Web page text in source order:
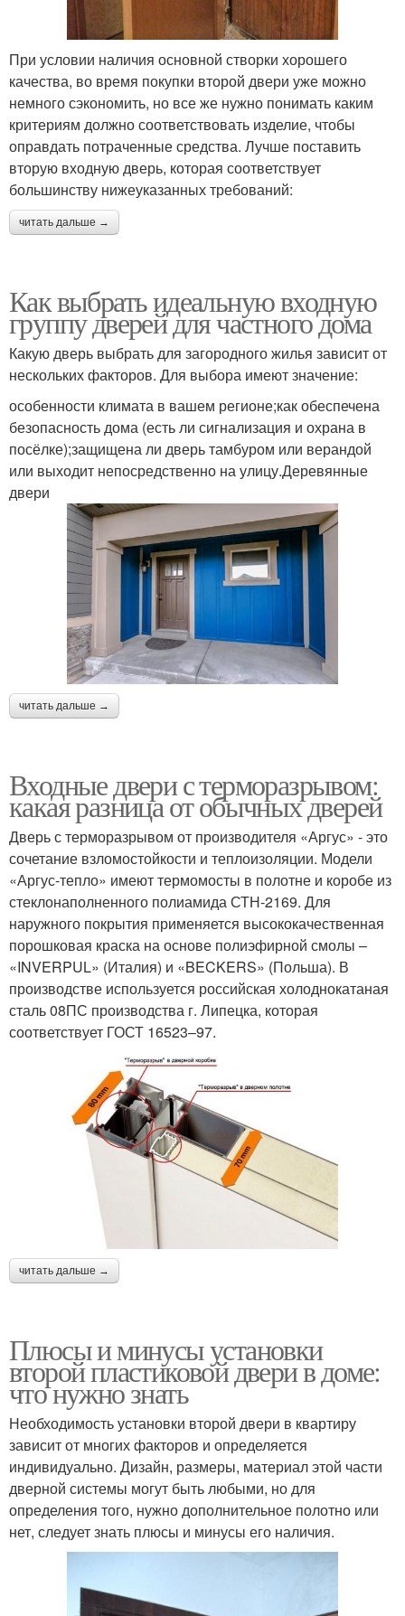
При условии наличия основной створки хорошего
качества, во время покупки второй двери уже можно
немного сэкономить, но все же нужно понимать каким
критериям должно соответствовать изделие, чтобы
оправдать потраченные средства. Лучше поставить
вторую входную дверь, которая соответствует
большинству нижеуказанных требований:
читать дальше →
Как выбрать идеальную входную
группу дверей для частного дома
Какую дверь выбрать для загородного жилья зависит от
нескольких факторов. Для выбора имеют значение:
особенности климата в вашем регионе;как обеспечена
безопасность дома (есть ли сигнализация и охрана в
посёлке);защищена ли дверь тамбуром или верандой
или выходит непосредственно на улицу.Деревянные
двери
читать дальше →
Входные двери с терморазрывом:
какая разница от обычных дверей
Дверь с терморазрывом от производителя «Аргус» - это
сочетание взломостойкости и теплоизоляции. Модели
«Аргус-тепло» имеют термомосты в полотне и коробе из
стеклонаполненного полиамида СТН-2169. Для
наружного покрытия применяется высококачественная
порошковая краска на основе полиэфирной смолы –
«INVERPUL» (Италия) и «BECKERS» (Польша). В
производстве используется российская холоднокатаная
сталь 08ПС производства г. Липецка, которая
соответствует ГОСТ 16523–97.
читать дальше →
Плюсы и минусы установки
второй пластиковой двери в доме:
что нужно знать
Необходимость установки второй двери в квартиру
зависит от многих факторов и определяется
индивидуально. Дизайн, размеры, материал этой части
дверной системы могут быть любыми, но для
определения того, нужно дополнительное полотно или
нет, следует знать плюсы и минусы его наличия.